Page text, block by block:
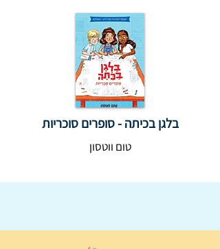
בלגן בכיתה - סופרים סוכריות
טום ווטסון